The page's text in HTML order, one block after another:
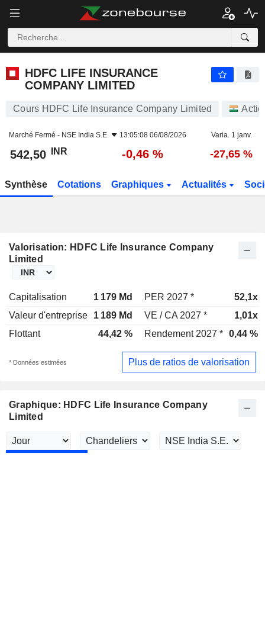
HDFC LIFE INSURANCE
COMPANY LIMITED
Cours HDFC Life Insurance Company Limited
Marché Fermé - NSE India S.E. 13:05:08 06/08/2026 Varia. 1 janv.
542,50 INR -0,46 % -27,65 %
Synthèse Cotations Graphiques Actualités
Valorisation: HDFC Life Insurance Company
Limited
Capitalisation 1 179 Md PER 2027 *
52,1x
Valeur d'entreprise
1 189 Md VE / CA 2027 *
1,01x
Flottant
44,42 % Rendement 2027 * 0,44 %
* Données estimées Plus de ratios de valorisation
Graphique: HDFC Life Insurance Company
Limited